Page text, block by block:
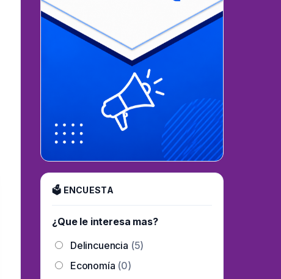
🗳 ENCUESTA
¿Que le interesa mas?
Delincuencia (5)
Economía (0)